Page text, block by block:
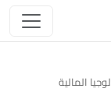
المالية